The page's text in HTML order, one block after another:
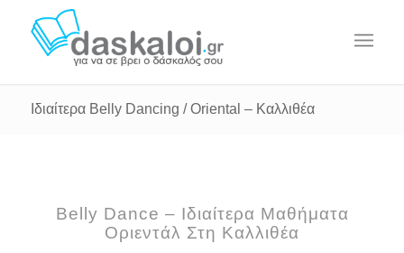
Ιδιαίτερα Belly Dancing / Oriental – Καλλιθέα
Belly Dance – Ιδιαίτερα Μαθήματα
Οριεντάλ Στη Καλλιθέα